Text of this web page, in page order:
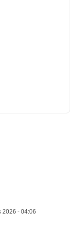
2026 - 04:06